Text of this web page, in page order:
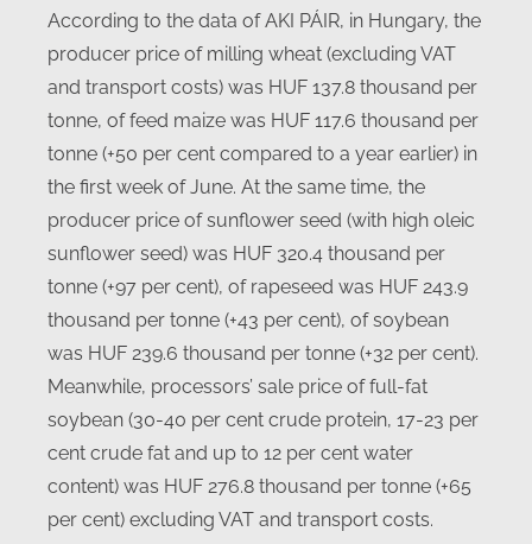
According to the data of AKI PÁIR, in Hungary, the
producer price of milling wheat (excluding VAT
and transport costs) was HUF 137.8 thousand per
tonne, of feed maize was HUF 117.6 thousand per
tonne (+50 per cent compared to a year earlier) in
the first week of June. At the same time, the
producer price of sunflower seed (with high oleic
sunflower seed) was HUF 320.4 thousand per
tonne (+97 per cent), of rapeseed was HUF 243.9
thousand per tonne (+43 per cent), of soybean
was HUF 239.6 thousand per tonne (+32 per cent).
Meanwhile, processors’ sale price of full-fat
soybean (30-40 per cent crude protein, 17-23 per
cent crude fat and up to 12 per cent water
content) was HUF 276.8 thousand per tonne (+65
per cent) excluding VAT and transport costs.